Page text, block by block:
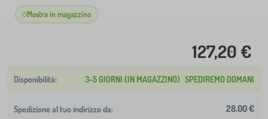
Mostra in magazzino
127,20 €
3-5 GIORNI (IN MAGAZZINO) SPEDIREMO DOMANI
Spedizione al tuo indirizzo da: 28,00 €